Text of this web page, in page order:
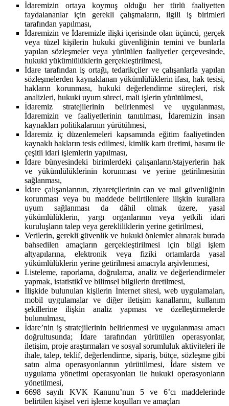
İdaremizin ortaya koymuş olduğu her türlü faaliyetten
faydalananlar için gerekli çalışmaların, ilgili iş birimleri
tarafından yapılması,
İdaremizin ve İdaremizle ilişki içerisinde olan üçüncü, gerçek
veya tüzel kişilerin hukuki güvenliğinin temini ve bunlarla
yapılan sözleşmeler veya yürütülen faaliyetler çerçevesinde,
hukuki yükümlülüklerin gerçekleştirilmesi,
İdare tarafından iş ortağı, tedarikçiler ve çalışanlarla yapılan
sözleşmelerden kaynaklanan yükümlülüklerin ifası, hak tesisi,
hakların korunması, hukuki değerlendirme süreçleri, risk
analizleri, hukuki uyum süreci, mali işlerin yürütülmesi,
İdaremiz stratejilerinin belirlenmesi ve uygulanması,
İdaremizin ve faaliyetlerinin tanıtılması, İdaremizin insan
kaynakları politikalarının yürütülmesi,
İdaremiz iç düzenlemeleri kapsamında eğitim faaliyetinden
kaynaklı hakların tesis edilmesi, kimlik kartı üretimi, basımı ile
çeşitli idari işlemlerin yapılması,
İdare bünyesindeki birimlerdeki çalışanların/stajyerlerin hak
ve yükümlülüklerinin korunması ve yerine getirilmesinin
sağlanması,
İdare çalışanlarının, ziyaretçilerinin can ve mal güvenliğinin
korunması veya bu maddede belirtilenlere ilişkin kurallara
uyum sağlanması da dâhil olmak üzere, yasal
yükümlülüklerin, yargı organlarının veya yetkili idari
kuruluşların talep veya gerekliliklerin yerine getirilmesi,
Verilerin, gerekli güvenlik ve hukuki önlemler alınarak burada
bahsedilen amaçların gerçekleştirilmesi için bilgi işlem
altyapılarına, elektronik veya fiziki ortamlarda yasal
yükümlülüklerin yerine getirilmesi amacıyla arşivlenmesi,
Listeleme, raporlama, doğrulama, analiz ve değerlendirmeler
yapmak, istatistikî ve bilimsel bilgilerin üretilmesi,
İlişkide bulunulan kişilerin İnternet sitesi, web uygulamaları,
mobil uygulamalar ve diğer iletişim kanallarını, kullanım
şekillerine ilişkin analiz yapması ve özelleştirmelerde
bulunulması,
İdare’nin iş stratejilerinin belirlenmesi ve uygulanması amacı
doğrultusunda; İdare tarafından yürütülen operasyonlar,
iletişim, proje araştırmaları ve sosyal sorumluluk aktiviteleri ile
ihale, talep, teklif, değerlendirme, sipariş, bütçe, sözleşme gibi
satın alma operasyonlarının yürütülmesi, İdare sistem ve
uygulama yönetimi operasyonları ile hukuki operasyonların
yönetilmesi,
6698 sayılı KVK Kanunu’nun 5 ve 6’cı maddelerinde
belirtilen kişisel veri işleme koşulları ve amaçları